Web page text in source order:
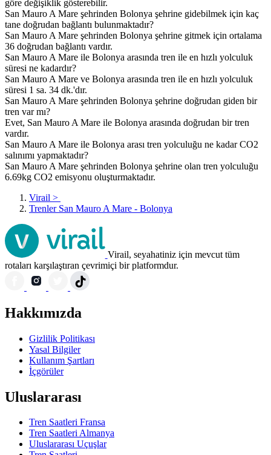
göre değişiklik gösterebilir.
San Mauro A Mare şehrinden Bolonya şehrine gidebilmek için kaç
tane doğrudan bağlantı bulunmaktadır?
San Mauro A Mare şehrinden Bolonya şehrine gitmek için ortalama
36 doğrudan bağlantı vardır.
San Mauro A Mare ile Bolonya arasında tren ile en hızlı yolculuk
süresi ne kadardır?
San Mauro A Mare ve Bolonya arasında tren ile en hızlı yolculuk
süresi 1 sa. 34 dk.'dır.
San Mauro A Mare şehrinden Bolonya şehrine doğrudan giden bir
tren var mı?
Evet, San Mauro A Mare ile Bolonya arasında doğrudan bir tren
vardır.
San Mauro A Mare ile Bolonya arası tren yolculuğu ne kadar CO2
salınımı yapmaktadır?
San Mauro A Mare şehrinden Bolonya şehrine olan tren yolculuğu
6.69kg CO2 emisyonu oluşturmaktadır.
Virail >
Trenler San Mauro A Mare - Bolonya
Virail, seyahatiniz için mevcut tüm
rotaları karşılaştıran çevrimiçi bir platformdur.
Hakkımızda
Gizlilik Politikası
Yasal Bilgiler
Kullanım Şartları
İçgörüler
Uluslararası
Tren Saatleri Fransa
Tren Saatleri Almanya
Uluslararası Uçuşlar